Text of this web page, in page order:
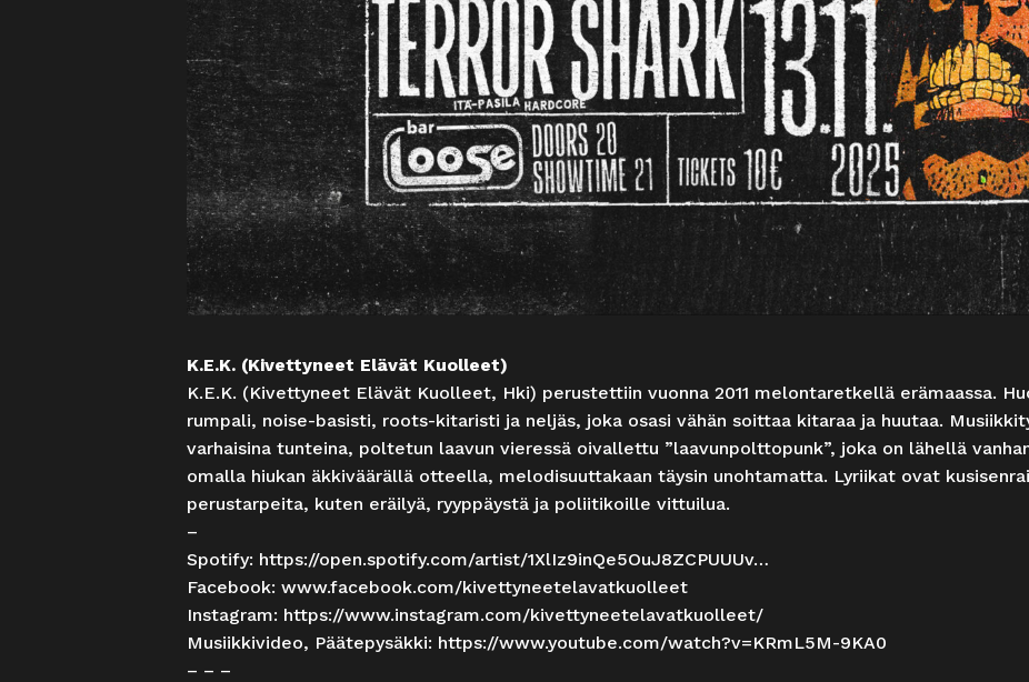
K.E.K. (Kivettyneet Elävät Kuolleet)
K.E.K. (Kivettyneet Elävät Kuolleet, Hki) perustettiin vuonna 2011 melontaretkellä erämaassa.
rumpali, noise-basisti, roots-kitaristi ja neljäs, joka osasi vähän soittaa kitaraa ja huutaa.
varhaisina tunteina, poltetun laavun vieressä oivallettu ”laavunpolttopunk”, joka on lähellä
omalla hiukan äkkiväärällä otteella, melodisuuttakaan täysin unohtamatta. Lyriikat ovat
perustarpeita, kuten eräilyä, ryyppäystä ja poliitikoille vittuilua.
–
Spotify: https://open.spotify.com/artist/1XlIz9inQe5OuJ8ZCPUUUv…
Facebook: www.facebook.com/kivettyneetelavatkuolleet
Instagram: https://www.instagram.com/kivettyneetelavatkuolleet/
Musiikkivideo, Päätepysäkki: https://www.youtube.com/watch?v=KRmL5M-9KA0
– – –